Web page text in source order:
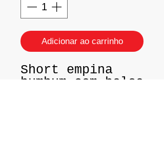
Adicionar ao carrinho
Short empina
bumbum com bolso